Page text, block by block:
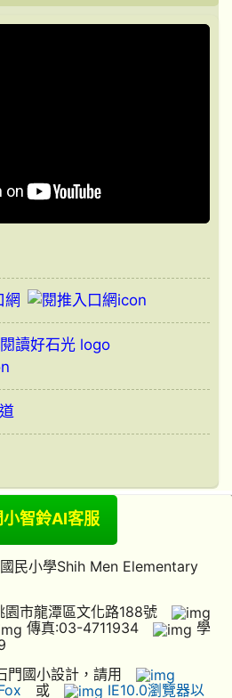
網
小智鈴AI客服
民小學Shih Men Elementary
市龍潭區文化路188號
傳真:03-4711934
學
門國小設計，請用
或
IE10.0瀏覽器以